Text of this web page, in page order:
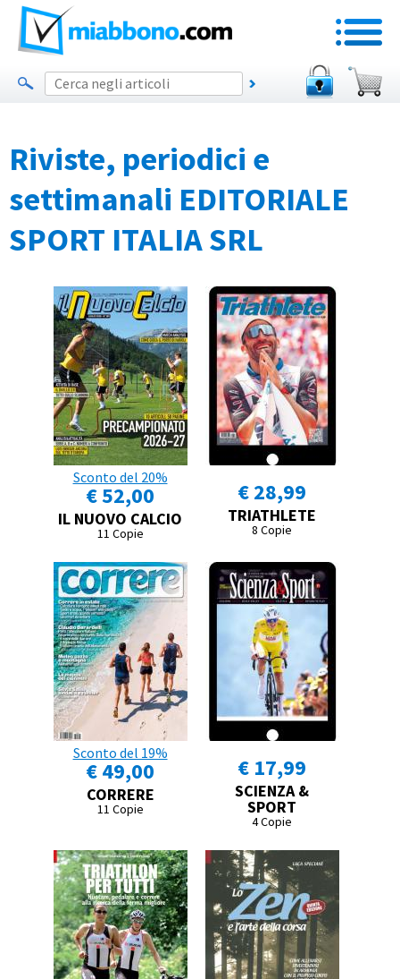
Riviste, periodici e
settimanali EDITORIALE
SPORT ITALIA SRL
Sconto del 20%
€ 52,00
IL NUOVO CALCIO
11 Copie
€ 28,99
TRIATHLETE
8 Copie
Sconto del 19%
€ 49,00
CORRERE
11 Copie
€ 17,99
SCIENZA &
SPORT
4 Copie